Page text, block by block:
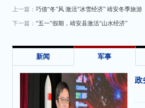
上一篇： 巧借“冬”风 激活“冰雪经济” 靖安冬季旅
下一篇： “五一”假期，靖安县激活“山水经济”
新闻 军事
政